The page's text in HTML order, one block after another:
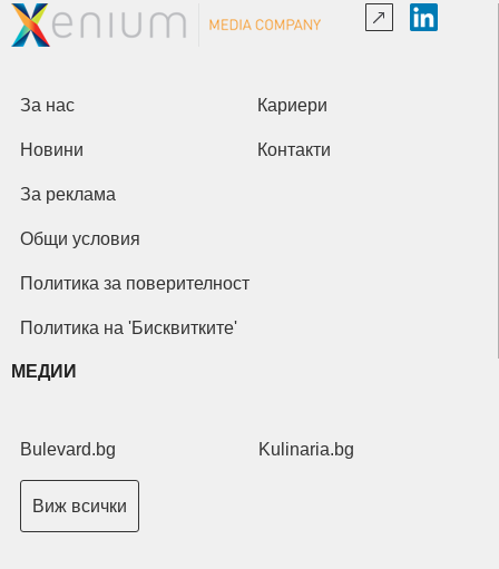
За нас Кариери
Новини Контакти
За реклама
Общи условия
Политика за поверителност
Политика на 'Бисквитките'
МЕДИИ
Bulevard.bg Kulinaria.bg
Виж всички